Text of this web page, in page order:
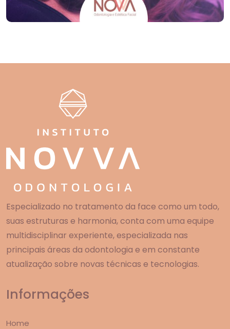
Especializado no tratamento da face como um todo,
suas estruturas e harmonia, conta com uma equipe
multidisciplinar experiente, especializada nas
principais áreas da odontologia e em constante
atualização sobre novas técnicas e tecnologias.
Informações
Home